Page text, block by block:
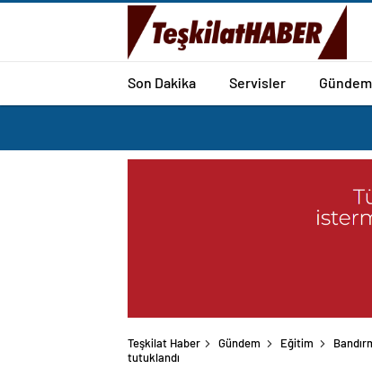
Son Dakika Servisler Gündem
Teşkilat Haber Gündem Eğitim
tutuklandı